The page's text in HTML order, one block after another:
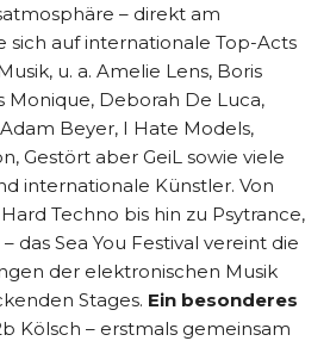
– direkt am
sich auf internationale Top-Acts
u. a. Amelie Lens, Boris
Monique, Deborah De Luca,
Beyer, I Hate Models,
Gestört aber GeiL sowie viele
internationale Künstler. Von
Techno bis hin zu Psytrance,
das Sea You Festival vereint die
der elektronischen Musik
Stages. Ein besonderes
Kölsch – erstmals gemeinsam